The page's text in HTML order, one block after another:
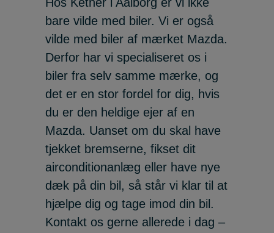
bare vilde med biler. Vi er også
vilde med biler af mærket Mazda.
Derfor har vi specialiseret os i
biler fra selv samme mærke, og
det er en stor fordel for dig, hvis
du er den heldige ejer af en
Mazda. Uanset om du skal have
tjekket bremserne, fikset dit
airconditionanlæg eller have nye
dæk på din bil, så står vi klar til at
hjælpe dig og tage imod din bil.
Kontakt os gerne allerede i dag –